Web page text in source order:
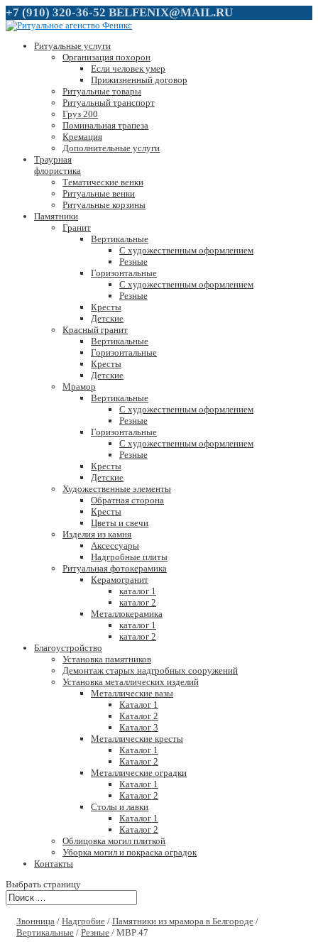
+7 (910) 320-36-52 BELFENIX@MAIL.RU
Ритуальные услуги
Организация похорон
Если человек умер
Прижизненный договор
Ритуальные товары
Ритуальный транспорт
Груз 200
Поминальная трапеза
Кремация
Дополнительные услуги
Траурная
флористика
Тематические венки
Ритуальные венки
Ритуальные корзины
Памятники
Гранит
Вертикальные
С художественным оформлением
Резные
Горизонтальные
С художественным оформлением
Резные
Кресты
Детские
Красный гранит
Вертикальные
Горизонтальные
Кресты
Детские
Мрамор
Вертикальные
С художественным оформлением
Резные
Горизонтальные
С художественным оформлением
Резные
Кресты
Детские
Художественные элементы
Обратная сторона
Кресты
Цветы и свечи
Изделия из камня
Аксессуары
Надгробные плиты
Ритуальная фотокерамика
Керамогранит
каталог 1
каталог 2
Металлокерамика
каталог 1
каталог 2
Благоустройство
Установка памятников
Демонтаж старых надгробных сооружений
Установка металлических изделий
Металлические вазы
Каталог 1
Каталог 2
Каталог 3
Металлические кресты
Каталог 1
Каталог 2
Металлические оградки
Каталог 1
Каталог 2
Столы и лавки
Каталог 1
Каталог 2
Облицовка могил плиткой
Уборка могил и покраска оградок
Контакты
Выбрать страницу
Звонница / Надгробие / Памятники из мрамора в Белгороде /
Вертикальные / Резные / МВР 47